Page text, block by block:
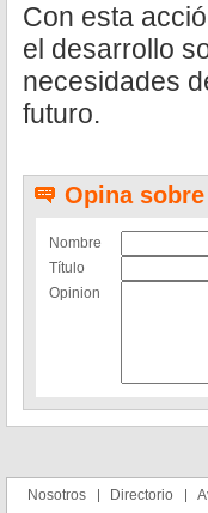
Con esta
el desarrollo
necesidades
futuro.
Opina
Nombre
Título
Opinion
Nosotros Directorio